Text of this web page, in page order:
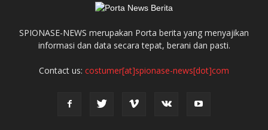
SPIONASE-NEWS merupakan Porta berita yang menyajikan
informasi dan data secara tepat, berani dan pasti.
Contact us: costumer[at]spionase-news[dot]com